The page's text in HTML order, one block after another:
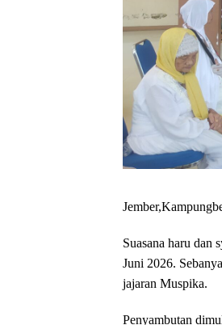
Suasana haru dan
Juni 2026.
jajaran Muspika.
Penyambutan